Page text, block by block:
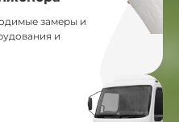
замеры и
и